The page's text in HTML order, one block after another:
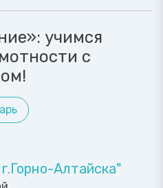
учимся
с
Алтайска"